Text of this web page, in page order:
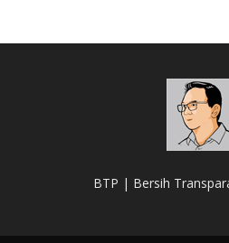
BTP | Bersih